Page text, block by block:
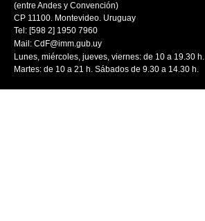
(entre Andes y Convención)
CP 11100. Montevideo. Uruguay
Tel: [598 2] 1950 7960
Mail: CdF@imm.gub.uy
Lunes, miércoles, jueves, viernes: de 10 a 19.30 h.
Martes: de 10 a 21 h. Sábados de 9.30 a 14.30 h.